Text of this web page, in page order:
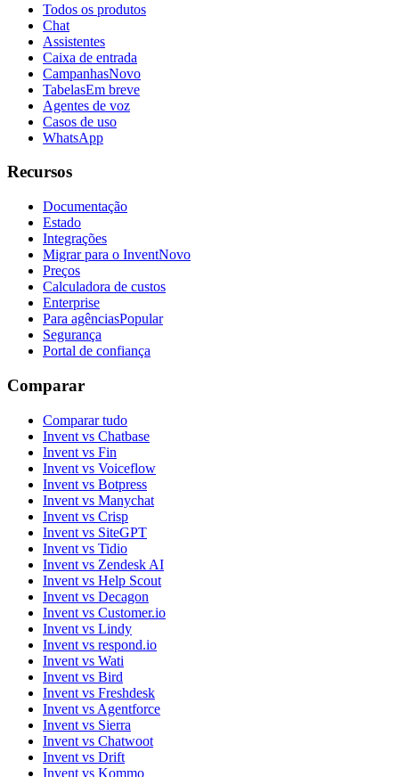
Todos os produtos
Chat
Assistentes
Caixa de entrada
CampanhasNovo
TabelasEm breve
Agentes de voz
Casos de uso
WhatsApp
Recursos
Documentação
Estado
Integrações
Migrar para o InventNovo
Preços
Calculadora de custos
Enterprise
Para agênciasPopular
Segurança
Portal de confiança
Comparar
Comparar tudo
Invent vs Chatbase
Invent vs Fin
Invent vs Voiceflow
Invent vs Botpress
Invent vs Manychat
Invent vs Crisp
Invent vs SiteGPT
Invent vs Tidio
Invent vs Zendesk AI
Invent vs Help Scout
Invent vs Decagon
Invent vs Customer.io
Invent vs Lindy
Invent vs respond.io
Invent vs Wati
Invent vs Bird
Invent vs Freshdesk
Invent vs Agentforce
Invent vs Sierra
Invent vs Chatwoot
Invent vs Drift
Invent vs Kommo